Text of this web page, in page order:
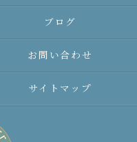
ブログ
お問い合わせ
サイトマップ